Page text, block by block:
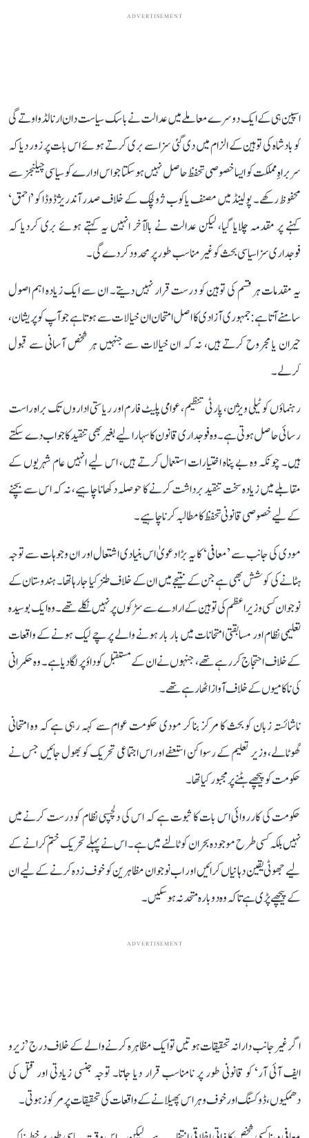
ADVERTISEMENT
اسپین ہی کے ایک دوسرے معاملے میں عدالت نے باسک سیاست دان ارنالڈو اوتےگی
کو بادشاہ کی توہین کے الزام میں دی گئی سزا سے بری کرتے ہوئے اس بات پر زور دیا کہ
سربراہِ مملکت کو ایسا خصوصی تحفظ حاصل نہیں ہوسکتا جو اس ادارے کو سیاسی چیلنجز سے
محفوظ رکھے۔ پولینڈ میں مصنف یاکوب ژولچک کے خلاف صدر آندریژ ڈوڈا کو ’احمق‘
کہنے پر مقدمہ چلایا گیا، لیکن عدالت نے بالآخر انہیں یہ کہتے ہوئے بری کردیا کہ
فوجداری سزا سیاسی بحث کو غیر مناسب طور پر محدود کردے گی۔
یہ مقدمات ہر قسم کی توہین کو درست قرار نہیں دیتے۔ ان سے ایک زیادہ اہم اصول
سامنے آتا ہے: جمہوری آزادی کا اصل امتحان ان خیالات سے ہوتا ہے جو آپ کو پریشان،
حیران یا مجروح کرتے ہیں، نہ کہ ان خیالات سے جنہیں ہر شخص آسانی سے قبول
کرلے۔
رہنماؤں کو ٹیلی ویژن، پارٹی تنظیم، عوامی پلیٹ فارم اور ریاستی اداروں تک براہ راست
رسائی حاصل ہوتی ہے۔ وہ فوجداری قانون کا سہارا لیے بغیر بھی تنقید کا جواب دے سکتے
ہیں۔ چونکہ وہ بے پناہ اختیارات استعمال کرتے ہیں، اس لیے انہیں عام شہریوں کے
مقابلے میں زیادہ سخت تنقید برداشت کرنے کا حوصلہ دکھانا چاہیے، نہ کہ اس سے بچنے
کے لیے خصوصی قانونی تحفظ کا مطالبہ کرنا چاہیے۔
مودی کی جانب سے ’معافی‘ کا یہ بڑا دعویٰ اس بنیادی اشتعال اور ان وجوہات سے توجہ
ہٹانے کی کوشش بھی ہے جن کے نتیجے میں ان کے خلاف طنز کیا جارہا تھا۔ ہندوستان کے
نوجوان کسی وزیر اعظم کی توہین کے ارادے سے سڑکوں پر نہیں نکلے تھے۔ وہ ایک بوسیدہ
تعلیمی نظام اور مسابقتی امتحانات میں بار بار ہونے والے پرچے لیک ہونے کے واقعات
کے خلاف احتجاج کررہے تھے، جنہوں نے ان کے مستقبل کو داؤ پر لگا دیا ہے۔ وہ حکمرانی
کی ناکامیوں کے خلاف آواز اٹھا رہے تھے۔
ناشائستہ زبان کو بحث کا مرکز بنا کر مودی حکومت عوام سے کہہ رہی ہے کہ وہ امتحانی
گھوٹالے، وزیر تعلیم کے رسوا کن استعفے اور اس اجتماعی تحریک کو بھول جائیں جس نے
حکومت کو پیچھے ہٹنے پر مجبور کیا تھا۔
حکومت کی کارروائی اس بات کا ثبوت ہے کہ اس کی دلچسپی نظام کو درست کرنے میں
نہیں بلکہ کسی طرح موجودہ بحران کو ٹالنے میں ہے۔ اس نے پہلے تحریک ختم کرانے کے
لیے جھوٹی یقین دہانیاں کرائیں اور اب نوجوان مظاہرین کو خوف زدہ کرنے کے لیے ان
کے پیچھے پڑی ہے تاکہ وہ دوبارہ متحد نہ ہوسکیں۔
ADVERTISEMENT
اگر غیر جانب دارانہ تحقیقات ہوتیں تو ایک مظاہرہ کرنے والے کے خلاف درج ’زیرو
ایف آئی آر‘ کو قانونی طور پر نامناسب قرار دیا جاتا۔ توجہ جنسی زیادتی اور قتل کی
دھمکیوں، ڈوکسنگ اور خوف و ہراس پھیلانے کے واقعات کی تحقیقات پر مرکوز ہوتی۔